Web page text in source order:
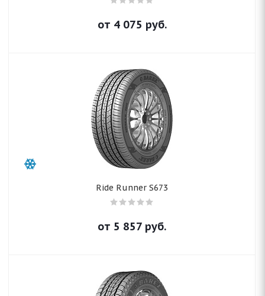
от 4 075 руб.
Ride Runner S673
от 5 857 руб.